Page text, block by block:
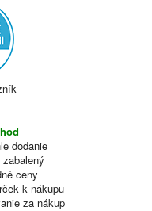
dodanie
ceny
k nákupu
za nákup